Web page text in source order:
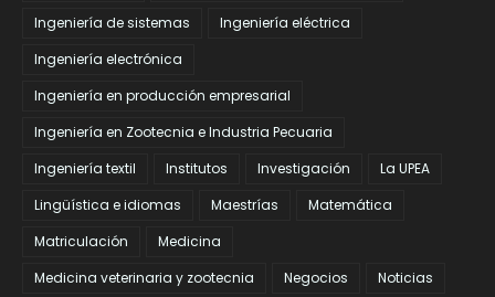
Ingeniería de sistemas
Ingeniería eléctrica
Ingeniería electrónica
Ingeniería en producción empresarial
Ingeniería en Zootecnia e Industria Pecuaria
Ingeniería textil
Institutos Investigación
La UPEA
Lingüística e idiomas
Maestrías
Matemática
Matriculación
Medicina
Medicina veterinaria y zootecnia
Negocios Noticias